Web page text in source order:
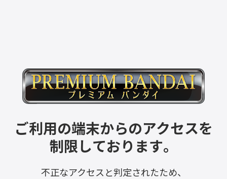
ご利用の端末からのアクセスを
制限しております。
不正なアクセスと判定されたため、